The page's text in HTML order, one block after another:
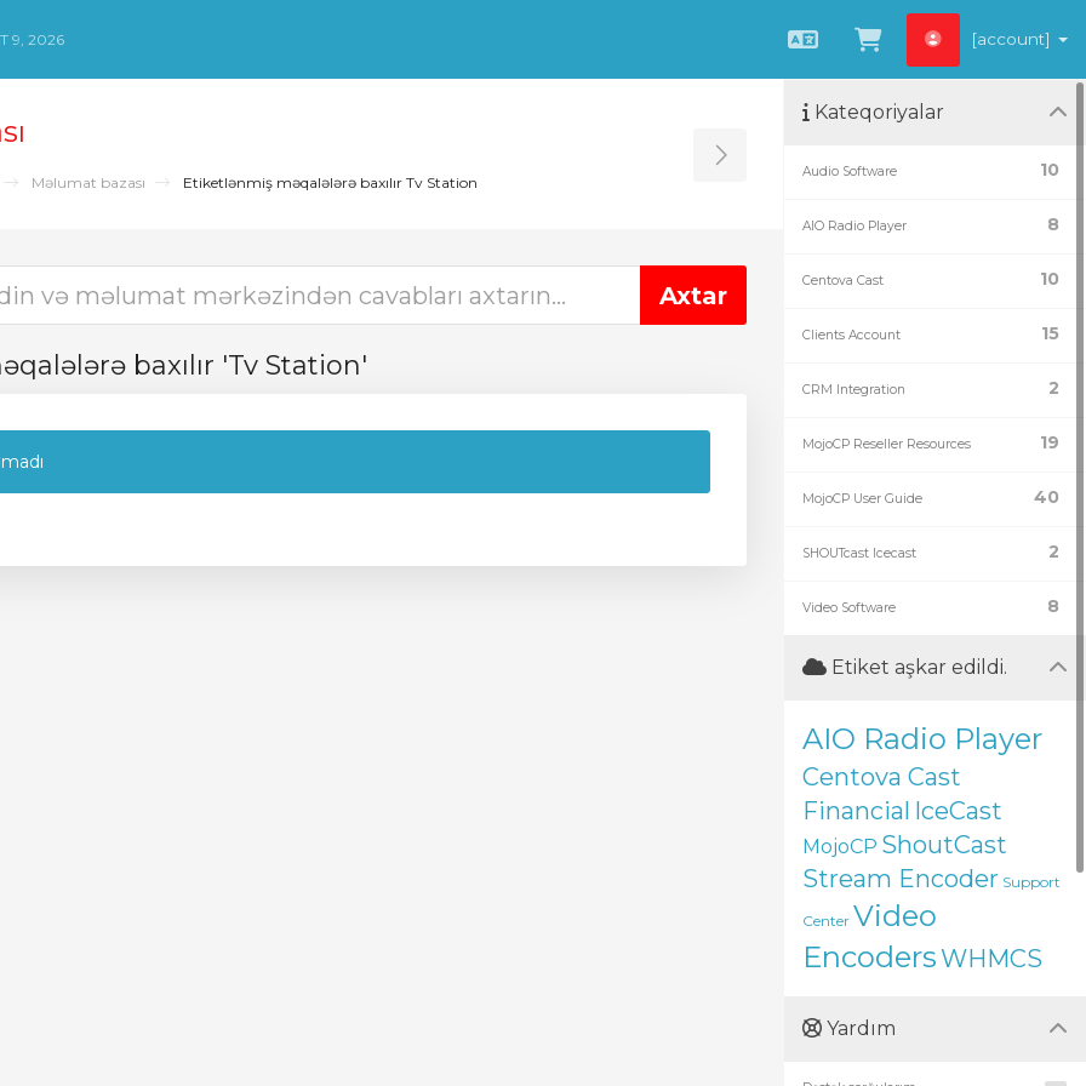
9, 2026
Azerbaijani
Səbətə bax
[account]
Məlumat bazası Etiketlənmiş məqalələrə baxılır Tv Station Toggle Sidebar
baxılır 'Tv Station'
Kateqoriyalar
10
Audio Software
8
AIO Radio Player
10
Centova Cast
15
Clients Account
2
CRM Integration
19
MojoCP Reseller Resources
40
MojoCP User Guide
2
SHOUTcast Icecast
8
Video Software
Etiket aşkar edildi.
AIO Radio Player
Centova Cast
Financial IceCast
MojoCP ShoutCast
Stream Encoder Support
Center Video
EncodersWHMCS
Yardım